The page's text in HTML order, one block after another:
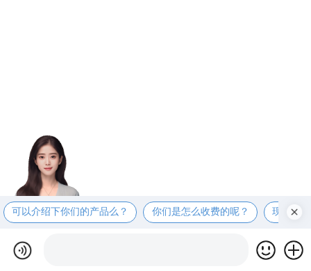
可以介绍下你们的产品么？ 你们是怎么收费的呢？ 现在有